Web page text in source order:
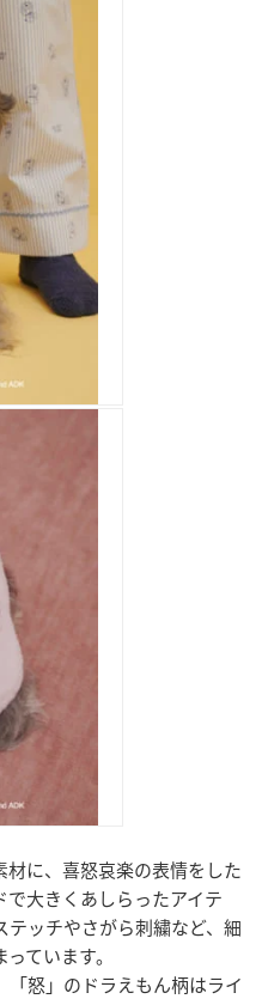
に、喜怒哀楽の表情をした
で大きくあしらったアイテ
ッチやさがら刺繍など、細
ています。
「怒」のドラえもん柄はライ